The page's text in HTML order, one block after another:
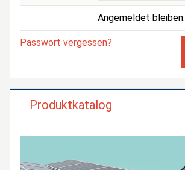
Angemeldet bleiben:
Passwort vergessen?
Produktkatalog